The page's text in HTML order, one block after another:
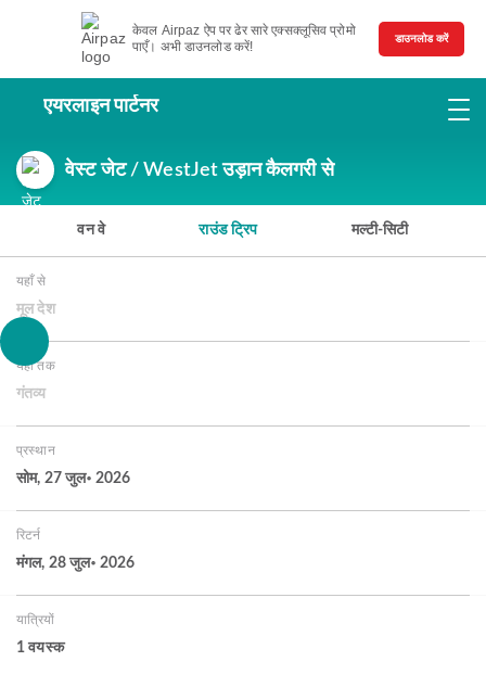
केवल Airpaz ऐप पर ढेर सारे एक्सक्लूसिव प्रोमो
पाएँ। अभी डाउनलोड करें!
डाउनलोड करें
एयरलाइन पार्टनर
वेस्ट जेट / WestJet उड़ान कैलगरी से
वन वे राउंड ट्रिप मल्टी-सिटी
यहाँ से
मूल देश
यहाँ तक
गंतव्य
प्रस्थान
सोम, 27 जुल॰ 2026
रिटर्न
मंगल, 28 जुल॰ 2026
यात्रियों
1 वयस्‍क